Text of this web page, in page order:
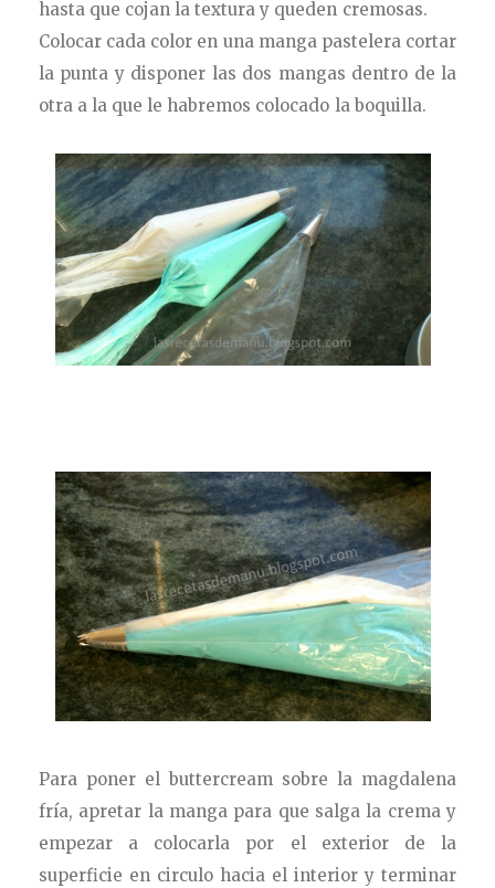
hasta que cojan la textura y queden cremosas.
Colocar cada color en una manga pastelera cortar
la punta y disponer las dos mangas dentro de la
otra a la que le habremos colocado la boquilla.
Para poner el buttercream sobre la magdalena
fría, apretar la manga para que salga la crema y
empezar a colocarla por el exterior de la
superficie en circulo hacia el interior y terminar